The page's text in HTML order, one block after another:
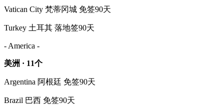
Vatican City 梵蒂冈城 免签90天
Turkey 土耳其 落地签90天
- America -
美洲 · 11个
Argentina 阿根廷 免签90天
Brazil 巴西 免签90天